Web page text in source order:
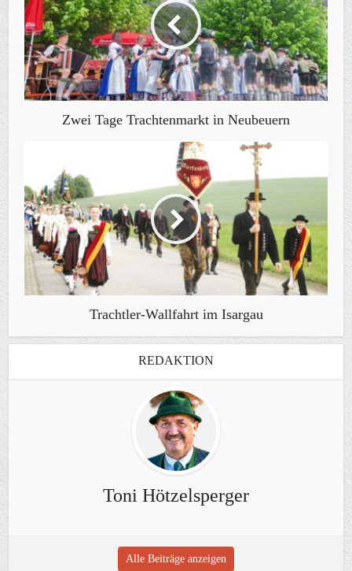
Zwei Tage Trachtenmarkt in Neubeuern
Trachtler-Wallfahrt im Isargau
REDAKTION
Toni Hötzelsperger
Alle Beiträge anzeigen